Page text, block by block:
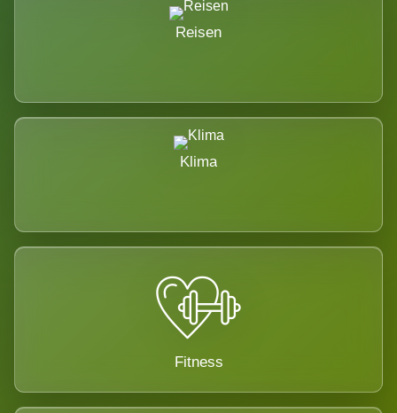
Reisen
Klima
Fitness